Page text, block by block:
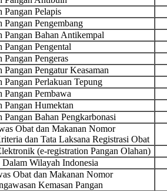
Pangan Pelapis
Pengembang
Pangan Bahan Antikempal
Pangan Pengental
Pengeras
Pengatur Keasaman
Pangan Perlakuan Tepung
Pangan Pembawa
Pangan Humektan
Bahan Pengkarbonasi
Obat dan Makanan Nomor
dan Tata Laksana Registrasi Obat
(e-registration Pangan Olahan)
Wilayah Indonesia
Obat dan Makanan Nomor
Kemasan Pangan